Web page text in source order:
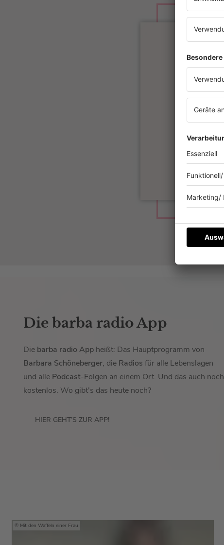
Die barba radio App
Die barba radio App heißt: Das Hauptprogramm von
Barbara Schöneberger, die Radios für alle Lebenslagen
und alle Podcast-Folgen an einem Ort. Und das auch noch
kostenlos. Wo gibt's das heute noch?
HIER GEHT’S ZUR APP!
Mit den Waffeln einer Frau